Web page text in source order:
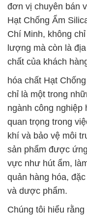
đơn vị chuyên bán
Hạt Chống Ẩm
Chí Minh, không
lượng mà còn là
chất của khách
hóa chất Hạt
chỉ là một trong
ngành công nghiệp
quan trọng trong
khí và bảo vệ môi
sản phẩm được
vực như hút ẩm,
quản hàng hóa,
và dược phẩm.
Chúng tôi hiểu